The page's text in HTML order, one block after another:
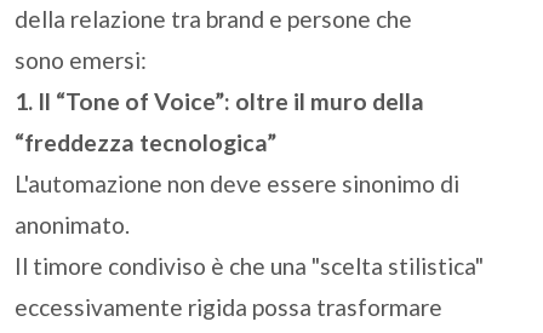
della relazione tra brand e persone che
sono emersi:
1. Il “Tone of Voice”: oltre il muro della
“freddezza tecnologica”
L'automazione non deve essere sinonimo di
anonimato.
Il timore condiviso è che una "scelta stilistica"
eccessivamente rigida possa trasformare